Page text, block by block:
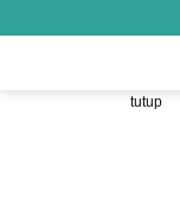
ke
tutup